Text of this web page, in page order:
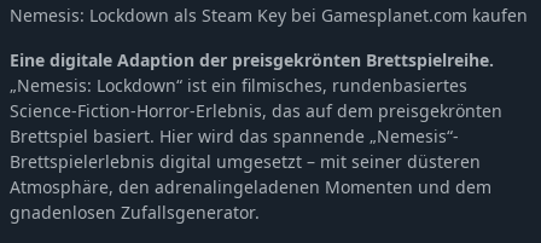
Nemesis: Lockdown als Steam Key bei Gamesplanet.com kaufen
Eine digitale Adaption der preisgekrönten Brettspielreihe.
„Nemesis: Lockdown“ ist ein filmisches, rundenbasiertes
Science-Fiction-Horror-Erlebnis, das auf dem preisgekrönten
Brettspiel basiert. Hier wird das spannende „Nemesis“-
Brettspielerlebnis digital umgesetzt – mit seiner düsteren
Atmosphäre, den adrenalingeladenen Momenten und dem
gnadenlosen Zufallsgenerator.